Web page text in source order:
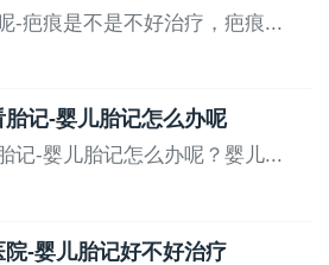
-疤痕是不是不好治疗，疤痕...
记-婴儿胎记怎么办呢
记-婴儿胎记怎么办呢？婴儿...
院-婴儿胎记好不好治疗